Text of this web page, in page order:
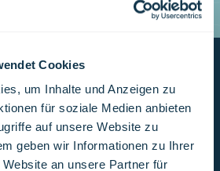
Cookies
um Inhalte und Anzeigen zu
für soziale Medien anbieten
auf unsere Website zu
geben wir Informationen zu Ihrer
an unsere Partner für